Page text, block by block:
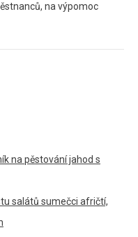
na výpomoc
na pěstování jahod s
salátů sumečci afričtí,